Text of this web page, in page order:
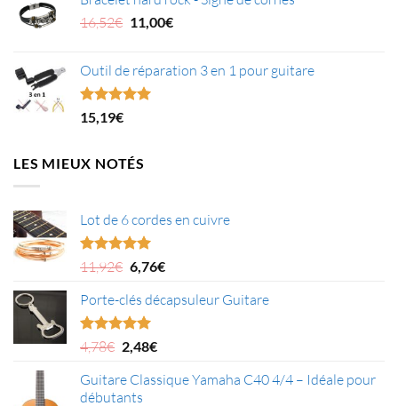
était :est :
16,52€ Le
était :
16,52€.
11,00€Le
est :
Outil de réparation 3 en 1 pour guitare
Note5.00
sur 5
15,19€
LES MIEUX NOTÉS
Lot de 6 cordes en cuivre
Note5.00
sur 5
11,92€ Le
initial
était :
11,92€.
6,76€Le
actuel
Porte-clés décapsuleur Guitare
Note 5.00
sur 5
4,78€ Le
initial
était :
2,48€Le
actuel
Guitare Classique Yamaha C40 4/4 – Idéale pour
débutants